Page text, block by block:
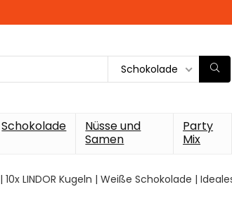
Schokolade
Schokolade
Nüsse und
Samen
Party
Mix
10x LINDOR Kugeln | Weiße Schokolade |